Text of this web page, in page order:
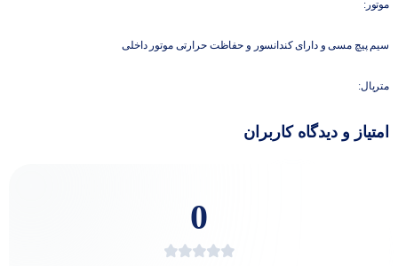
موتور:
سیم پیچ مسی و دارای کندانسور و حفاظت حرارتی موتور داخلی
متریال:
امتیاز و دیدگاه کاربران
0